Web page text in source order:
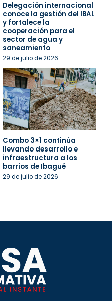
Delegación internacional
conoce la gestión del IBAL
y fortalece la
cooperación para el
sector de agua y
saneamiento
29 de julio de 2026
Combo 3×1 continúa
llevando desarrollo e
infraestructura a los
barrios de Ibagué
29 de julio de 2026